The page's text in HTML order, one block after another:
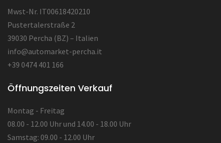
Mwst-Nr. IT00618420210
Pustertalerstraße 2
39030 Percha (BZ) – Italien
info@automarket-percha.it
+39 0474 401 166
Öffnungszeiten Verkauf
Montag - Freitag
08.00 - 12.00 Uhr und 14.00 - 18.00 Uhr
Samstag: 09.00 - 12.00 Uhr